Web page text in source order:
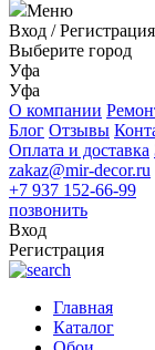
Меню
Вход /Регистрация
Выберите город
Уфа
Уфа
О компании
Блог Отзывы
Оплата и доставка
zakaz@mir-decor.ru
+7 937 152-66-99
позвонить
Вход
Регистрация
Главная
Каталог